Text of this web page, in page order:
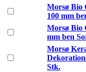
Morsø Bio
100 mm
Morsø Bio
mm ben
Morsø
Stk.